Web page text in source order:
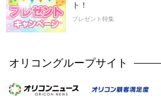
ト！
プレゼント特集
オリコングループサイト